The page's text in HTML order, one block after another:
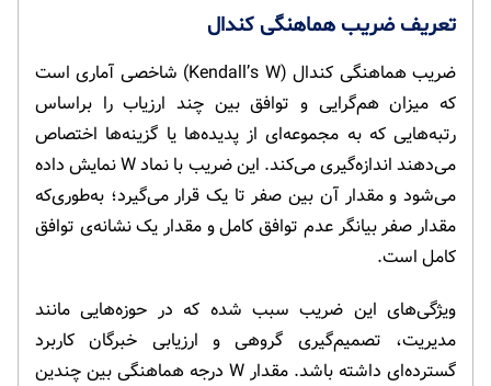
تعریف ضریب هماهنگی کندال
ضریب هماهنگی کندال (Kendall’s W) شاخصی آماری است
که میزان هم‌گرایی و توافق بین چند ارزیاب را براساس
رتبه‌هایی که به مجموعه‌ای از پدیده‌ها یا گزینه‌ها اختصاص
می‌دهند اندازه‌گیری می‌کند. این ضریب با نماد W نمایش داده
می‌شود و مقدار آن بین صفر تا یک قرار می‌گیرد؛ به‌طوری‌که
مقدار صفر بیانگر عدم توافق کامل و مقدار یک نشانه‌ی توافق
کامل است.
ویژگی‌های این ضریب سبب شده که در حوزه‌هایی مانند
مدیریت، تصمیم‌گیری گروهی و ارزیابی خبرگان کاربرد
گسترده‌ای داشته باشد. مقدار W درجه هماهنگی بین چندین